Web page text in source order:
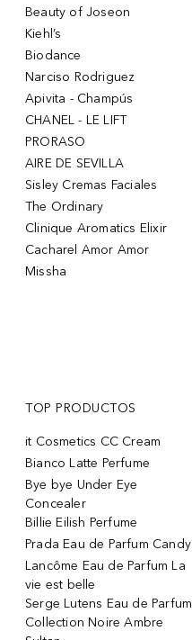
Beauty of Joseon
Kiehl’s
Biodance
Narciso Rodriguez
Apivita - Champús
CHANEL - LE LIFT
PRORASO
AIRE DE SEVILLA
Sisley Cremas Faciales
The Ordinary
Clinique Aromatics Elixir
Cacharel Amor Amor
Missha
TOP PRODUCTOS
it Cosmetics CC Cream
Bianco Latte Perfume
Bye bye Under Eye
Concealer
Billie Eilish Perfume
Prada Eau de Parfum Candy
Lancôme Eau de Parfum La
vie est belle
Serge Lutens Eau de Parfum
Collection Noire Ambre